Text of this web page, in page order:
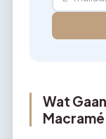
Wat
Macramé